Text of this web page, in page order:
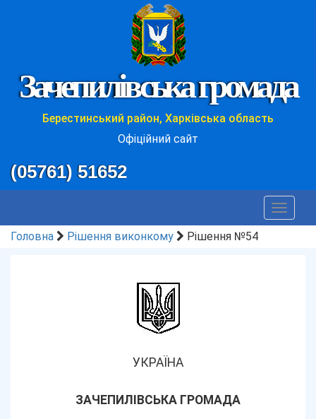
Зачепилівська громада
Берестинський район, Харківська область
Офіційний сайт
(05761) 51652
Toggle
Головна
Рішення виконкому Рішення №54
УКРАЇНА
ЗАЧЕПИЛІВСЬКА ГРОМАДА